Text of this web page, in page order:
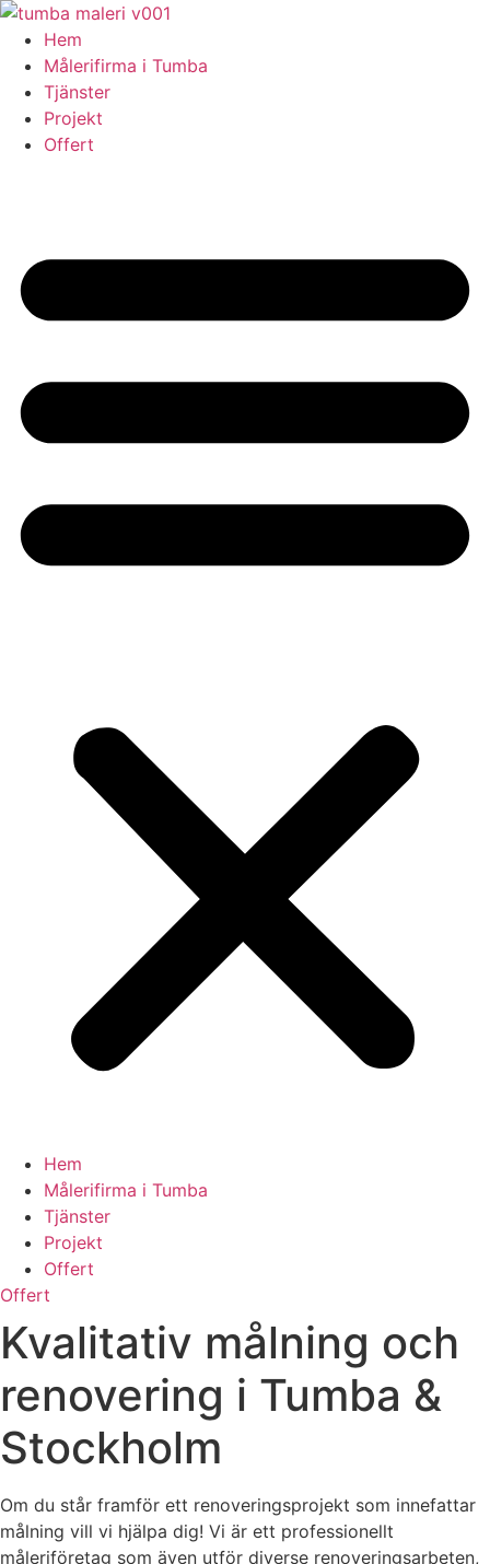
Skip
content
Hem
Målerifirma i Tumba
Tjänster
Projekt
Offert
Hem
Målerifirma i Tumba
Tjänster
Projekt
Offert
Offert
Kvalitativ målning och
renovering i Tumba &
Stockholm
Om du står framför ett renoveringsprojekt som innefattar
målning vill vi hjälpa dig! Vi är ett professionellt
måleriföretag som även utför diverse renoveringsarbeten,